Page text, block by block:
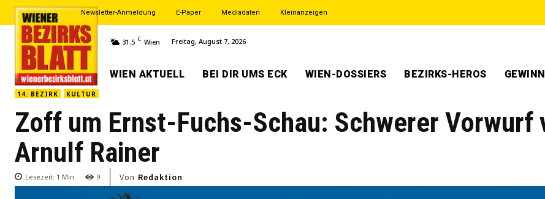
Newsletter-Anmeldung E-Paper Mediadaten Kleinanzeigen
31.5 C Wien Freitag, August 7, 2026
WIEN AKTUELL BEI DIR UMS ECK WIEN-DOSSIERS BEZIRKS-HEROS
14. BEZIRK KULTUR
Zoff um Ernst-Fuchs-Schau: Schwerer Vorwurf
Arnulf Rainer
Lesezeit: 1 Min. 9 Von Redaktion